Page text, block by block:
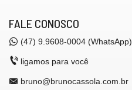
FALE CONOSCO
(47) 9.9608-0004 (WhatsApp)
ligamos para você
bruno@brunocassola.com.br